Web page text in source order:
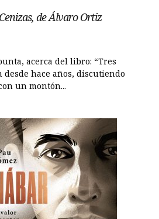
de Álvaro Ortiz
acerca del libro: “Tres
desde hace años, discutiendo
un montón...